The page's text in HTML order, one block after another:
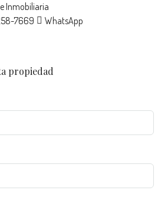
Inmobiliaria
7669
WhatsApp
propiedad